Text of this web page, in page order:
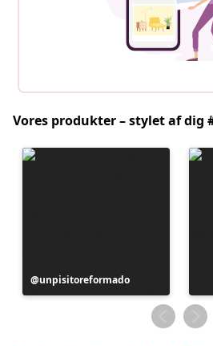
Vores produkter – stylet af dig
Opslag
offentliggjort
unpisitoreformado